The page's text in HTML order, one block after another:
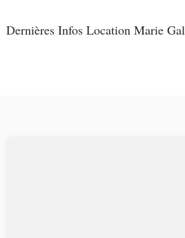
Dernières Infos Location Marie